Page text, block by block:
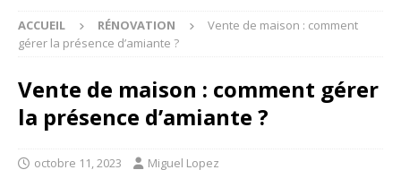
ACCUEIL RÉNOVATION
Vente de maison : comment
gérer la présence d’amiante ?
Vente de maison : comment gérer
la présence d’amiante ?
octobre 11, 2023 Miguel Lopez